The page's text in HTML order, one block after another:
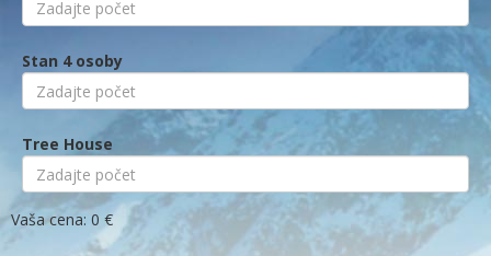
Stan 4 osoby
Tree House
Vaša cena: 0 €